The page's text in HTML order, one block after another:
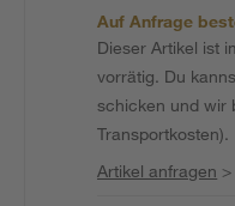
Auf Anfrage
Dieser Artikel ist
vorrätig. Du
schicken und wir
Transportkosten).
Artikel anfragen >